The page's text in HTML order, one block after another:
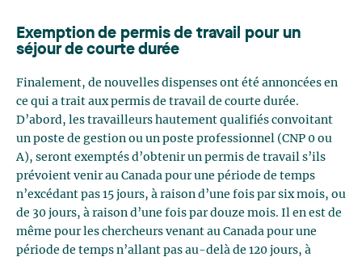
Exemption de permis de travail pour un
séjour de courte durée
Finalement, de nouvelles dispenses ont été annoncées en
ce qui a trait aux permis de travail de courte durée.
D’abord, les travailleurs hautement qualifiés convoitant
un poste de gestion ou un poste professionnel (CNP 0 ou
A), seront exemptés d’obtenir un permis de travail s’ils
prévoient venir au Canada pour une période de temps
n’excédant pas 15 jours, à raison d’une fois par six mois, ou
de 30 jours, à raison d’une fois par douze mois. Il en est de
même pour les chercheurs venant au Canada pour une
période de temps n’allant pas au-delà de 120 jours, à